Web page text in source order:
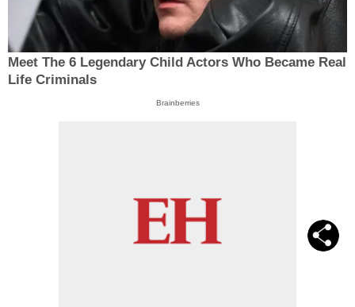
Meet The 6 Legendary Child Actors Who Became Real
Life Criminals
Brainberries